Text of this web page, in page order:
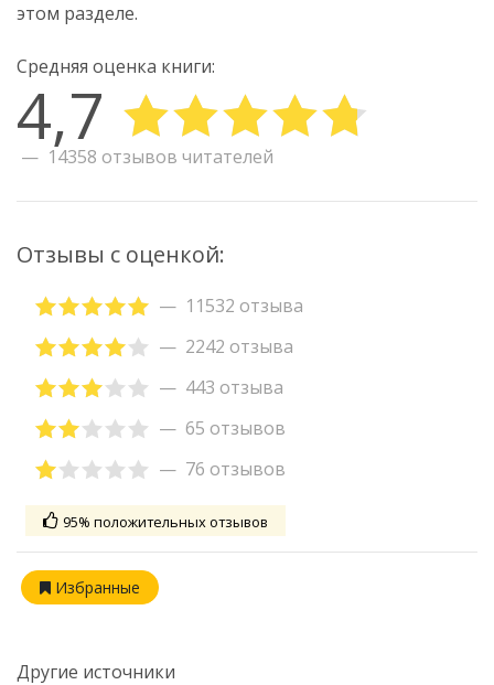
этом разделе.
Средняя оценка книги:
4,7
14358 отзывов читателей
Отзывы с оценкой:
11532 отзыва
2242 отзыва
443 отзыва
65 отзывов
76 отзывов
95% положительных отзывов
Избранные
Другие источники